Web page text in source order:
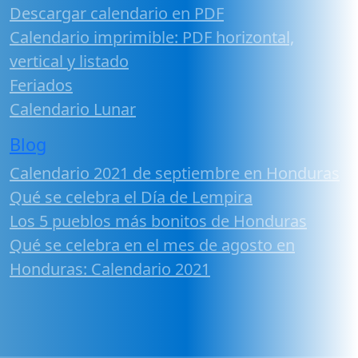
Descargar calendario en PDF
Calendario imprimible: PDF horizontal,
vertical y listado
Feriados
Calendario Lunar
Blog
Calendario 2021 de septiembre en Honduras
Qué se celebra el Día de Lempira
Los 5 pueblos más bonitos de Honduras
Qué se celebra en el mes de agosto en
Honduras: Calendario 2021